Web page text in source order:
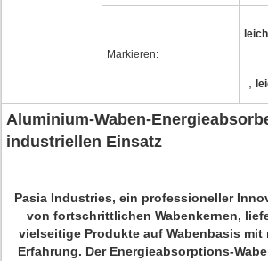
Markieren:
Aluminium-Waben-
industriellen Einsatz
Pasia Industries, ein professioneller
von fortschrittlichen Wabenkernen,
vielseitige Produkte auf Wabenbasis mit
Erfahrung. Der Energieabsorptions-